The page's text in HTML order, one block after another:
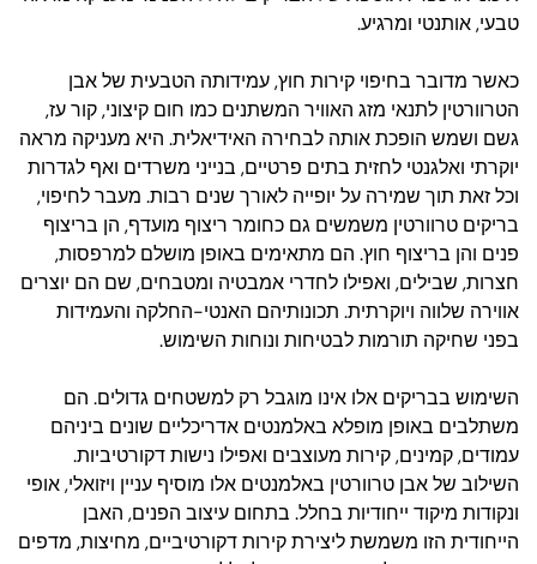
טבעי, אותנטי ומרגיע.
כאשר מדובר בחיפוי קירות חוץ, עמידותה הטבעית של אבן
הטרוורטין לתנאי מזג האוויר המשתנים כמו חום קיצוני, קור עז,
גשם ושמש הופכת אותה לבחירה האידיאלית. היא מעניקה מראה
יוקרתי ואלגנטי לחזית בתים פרטיים, בנייני משרדים ואף לגדרות
וכל זאת תוך שמירה על יופייה לאורך שנים רבות. מעבר לחיפוי,
בריקים טרוורטין משמשים גם כחומר ריצוף מועדף, הן בריצוף
פנים והן בריצוף חוץ. הם מתאימים באופן מושלם למרפסות,
חצרות, שבילים, ואפילו לחדרי אמבטיה ומטבחים, שם הם יוצרים
אווירה שלווה ויוקרתית. תכונותיהם האנטי-החלקה והעמידות
בפני שחיקה תורמות לבטיחות ונוחות השימוש.
השימוש בבריקים אלו אינו מוגבל רק למשטחים גדולים. הם
משתלבים באופן מופלא באלמנטים אדריכליים שונים ביניהם
עמודים, קמינים, קירות מעוצבים ואפילו נישות דקורטיביות.
השילוב של אבן טרוורטין באלמנטים אלו מוסיף עניין ויזואלי, אופי
ונקודות מיקוד ייחודיות בחלל. בתחום עיצוב הפנים, האבן
הייחודית הזו משמשת ליצירת קירות דקורטיביים, מחיצות, מדפים